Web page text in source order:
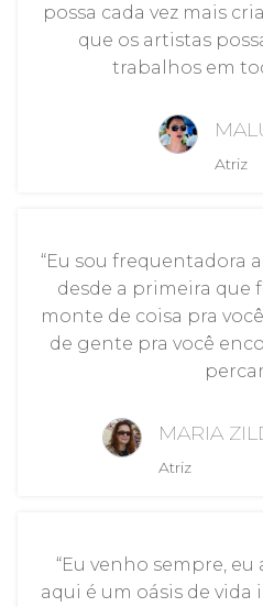
possa cada vez mais
que os artistas
trabalhos em
Atriz
“Eu sou frequentadora
desde a primeira que
monte de coisa pra
de gente pra você
MARIA
Atriz
“Eu venho sempre,
aqui é um oásis de